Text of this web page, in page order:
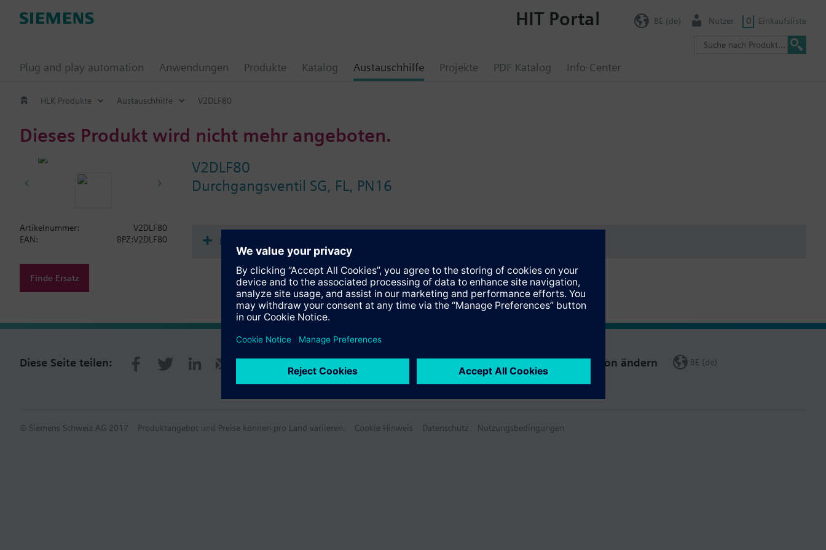
Plug and play automation Anwendungen Produkte Katalog Austauschhilfe Projekte PDF Katalog Info-Center
HIT Portal BE (de) Nutzer 0 Einkaufsliste
HLK Produkte Austauschhilfe V2DLF80
Dieses Produkt wird nicht mehr angeboten.
V2DLF80
Durchgangsventil SG, FL, PN16
Artikelnummer:
V2DLF80
EAN:
BPZ:V2DLF80
Finde Ersatz
Dokumente
Diese Seite teilen: Region ändern BE (de)
© Siemens Schweiz AG 2017 Produktangebot und Preise können pro Land variieren. Cookie Hinweis Datenschutz Nutzungsbedingungen